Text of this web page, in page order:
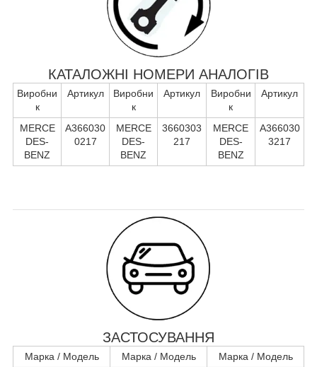
КАТАЛОЖНІ НОМЕРИ АНАЛОГІВ
Виробни
к
Артикул
Виробни
к
Артикул
Виробни
к
Артикул
MERCE
DES-
BENZ
A366030
0217
MERCE
DES-
BENZ
3660303
217
MERCE
DES-
BENZ
A366030
3217
ЗАСТОСУВАННЯ
Марка / Модель Марка / Модель
Марка / Модель